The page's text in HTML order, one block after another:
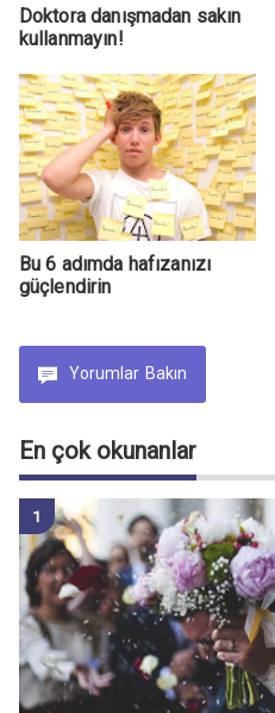
Doktora danışmadan sakın
kullanmayın!
Bu 6 adımda hafızanızı
güçlendirin
Yorumlar Bakın
En çok okunanlar